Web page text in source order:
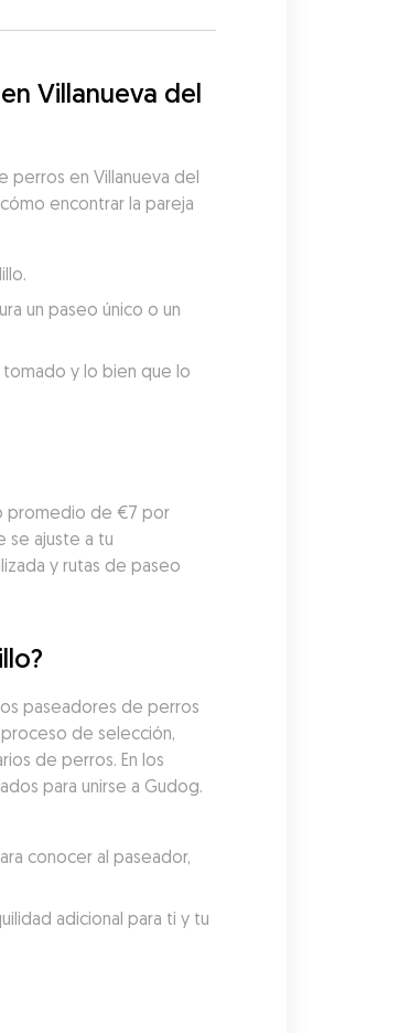
Villanueva del
perros en Villanueva del
encontrar la pareja
un paseo único o un
y lo bien que lo
promedio de €7 por
se ajuste a tu
y rutas de paseo
paseadores de perros
de selección,
de perros. En los
para unirse a Gudog.
conocer al paseador,
adicional para ti y tu